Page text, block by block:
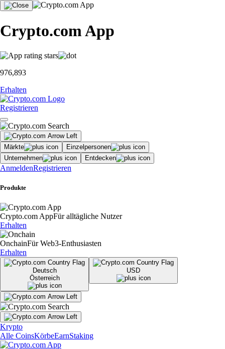
Crypto.com App
976,893
Erhalten
Registrieren
Märkte
Einzelpersonen
Unternehmen
Entdecken
AnmeldenRegistrieren
Produkte
Crypto.com AppFür alltägliche Nutzer
Erhalten
OnchainFür Web3-Enthusiasten
Erhalten
Deutsch
Österreich
USD
Krypto
Alle CoinsKörbeEarnStaking